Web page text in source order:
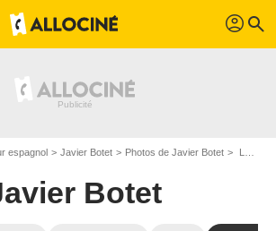
profil search
espagnol Javier Botet Photos de Javier Botet La reina de los lagartos : Photo Bruna Cusí, Javier Botet
Botet